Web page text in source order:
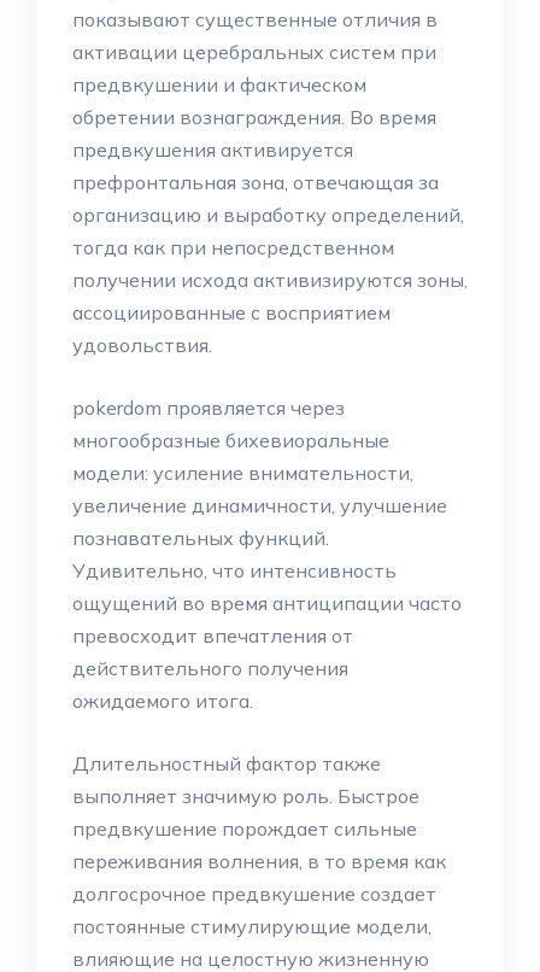
показывают существенные отличия в
активации церебральных систем при
предвкушении и фактическом
обретении вознаграждения. Во время
предвкушения активируется
префронтальная зона, отвечающая за
организацию и выработку определений,
тогда как при непосредственном
получении исхода активизируются зоны,
ассоциированные с восприятием
удовольствия.
pokerdom проявляется через
многообразные бихевиоральные
модели: усиление внимательности,
увеличение динамичности, улучшение
познавательных функций.
Удивительно, что интенсивность
ощущений во время антиципации часто
превосходит впечатления от
действительного получения
ожидаемого итога.
Длительностный фактор также
выполняет значимую роль. Быстрое
предвкушение порождает сильные
переживания волнения, в то время как
долгосрочное предвкушение создает
постоянные стимулирующие модели,
влияющие на целостную жизненную